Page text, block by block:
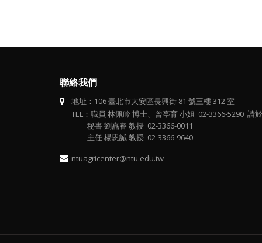
聯絡我們
地址：106 臺北市大安區長興街 81 號三樓 312 室
TEL：職員 林佩吟 博士、曾亭育 小姐 02-3366-5290 請於
秘書 劉嚞睿 教授 02-3366-0011
主任 楊恩誠 教授 02-3366-9640
ntuagricenter@ntu.edu.tw